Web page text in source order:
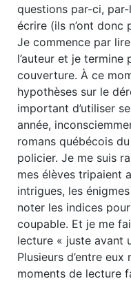
questions par-ci, par-
écrire (ils n’ont donc
Je commence par
l’auteur et je
couverture. À ce
hypothèses sur le
important d’utiliser
année,
romans québécois
policier. Je me suis
mes élèves tripaient
intrigues, les
noter les indices
coupable. Et je me
lecture « juste avant
Plusieurs d’entre
moments de lecture